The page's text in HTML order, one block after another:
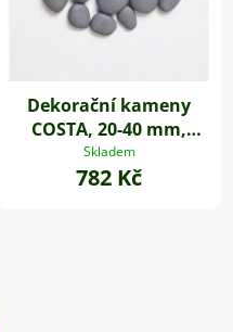
Dekorační kameny
COSTA, 20-40 mm,
plast, šedá
Skladem
782 Kč